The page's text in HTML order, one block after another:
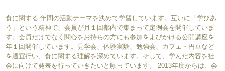
食に関する 年間の活動テーマを決めて学習しています。互いに「学びあ
う」という精神で、会員が月１回都内で集まって定例会を開催していま
す。会員だけでなく関心をお持ちの方にも参加をよびかける公開講座を
年１回開催しています。見学会、体験実験、勉強会、カフェ・円卓など
を適宜行い、食に関する理解を深めています。そして、学んだ内容を社
会に向けて発表を行っていきたいと願っています。 2013年度からは、会